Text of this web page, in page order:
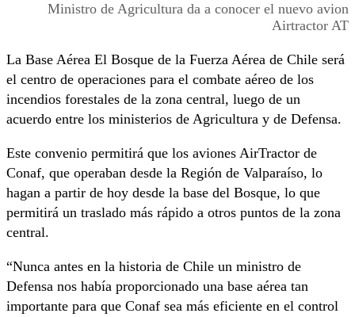
Ministro de Agricultura da a conocer el nuevo avion
Airtractor AT
La Base Aérea El Bosque de la Fuerza Aérea de Chile será
el centro de operaciones para el combate aéreo de los
incendios forestales de la zona central, luego de un
acuerdo entre los ministerios de Agricultura y de Defensa.
Este convenio permitirá que los aviones AirTractor de
Conaf, que operaban desde la Región de Valparaíso, lo
hagan a partir de hoy desde la base del Bosque, lo que
permitirá un traslado más rápido a otros puntos de la zona
central.
“Nunca antes en la historia de Chile un ministro de
Defensa nos había proporcionado una base aérea tan
importante para que Conaf sea más eficiente en el control